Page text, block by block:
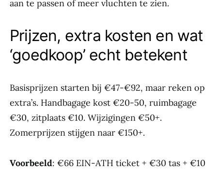
aan te passen of meer vluchten te zien.
Prijzen, extra kosten en wat
‘goedkoop’ echt betekent
Basisprijzen starten bij €47-€92, maar reken op
extra’s. Handbagage kost €20-50, ruimbagage
€30, zitplaats €10. Wijzigingen €50+.
Zomerprijzen stijgen naar €150+.
Voorbeeld: €66 EIN-ATH ticket + €30 tas + €10